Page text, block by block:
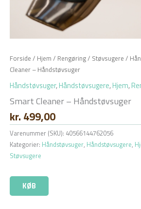
Forside / Hjem / Rengøring/ Støvsugere /
Cleaner – Håndstøvsuger
Håndstøvsuger,Håndstøvsugere,Hjem,
Smart Cleaner – Håndstøvsuger
kr. 499,00
Varenummer (SKU): 40566144762056
Kategorier: Håndstøvsuger, Håndstøvsugere,
Støvsugere
KØB